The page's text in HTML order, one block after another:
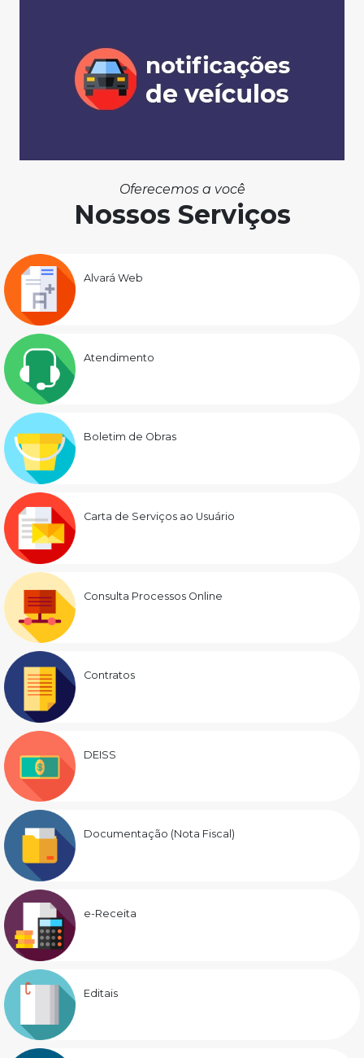
Oferecemos a você
Nossos Serviços
Alvará Web
Atendimento
Boletim de Obras
Carta de Serviços ao Usuário
Consulta Processos Online
Contratos
DEISS
Documentação (Nota Fiscal)
e-Receita
Editais